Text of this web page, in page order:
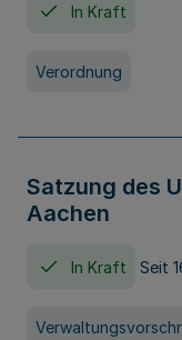
In Kraft
Verordnung
Satzung des
Aachen
In Kraft Seit